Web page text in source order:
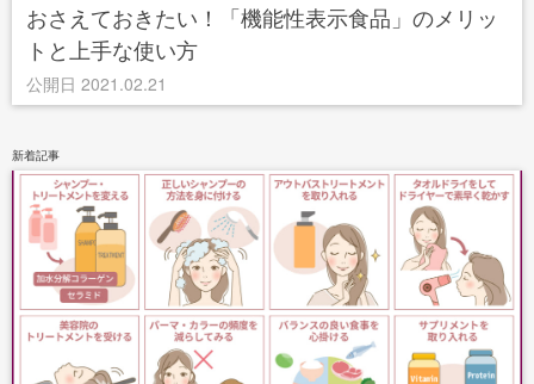
おさえておきたい！「機能性表示食品」のメリッ
トと上手な使い方
公開日 2021.02.21
新着記事